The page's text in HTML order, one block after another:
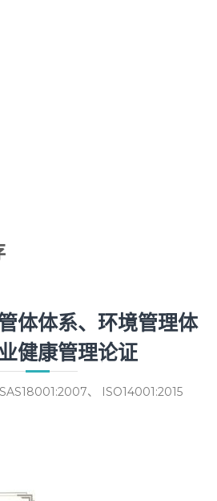
体体系、环境管理体
健康管理论证
、 ISO14001:2015